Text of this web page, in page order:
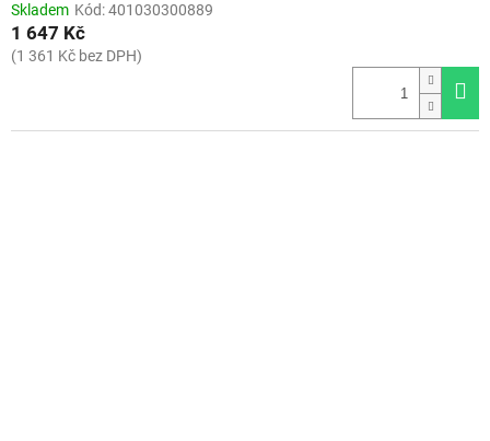
Skladem Kód:401030300889
1 647 Kč
(1 361 Kč bez DPH)